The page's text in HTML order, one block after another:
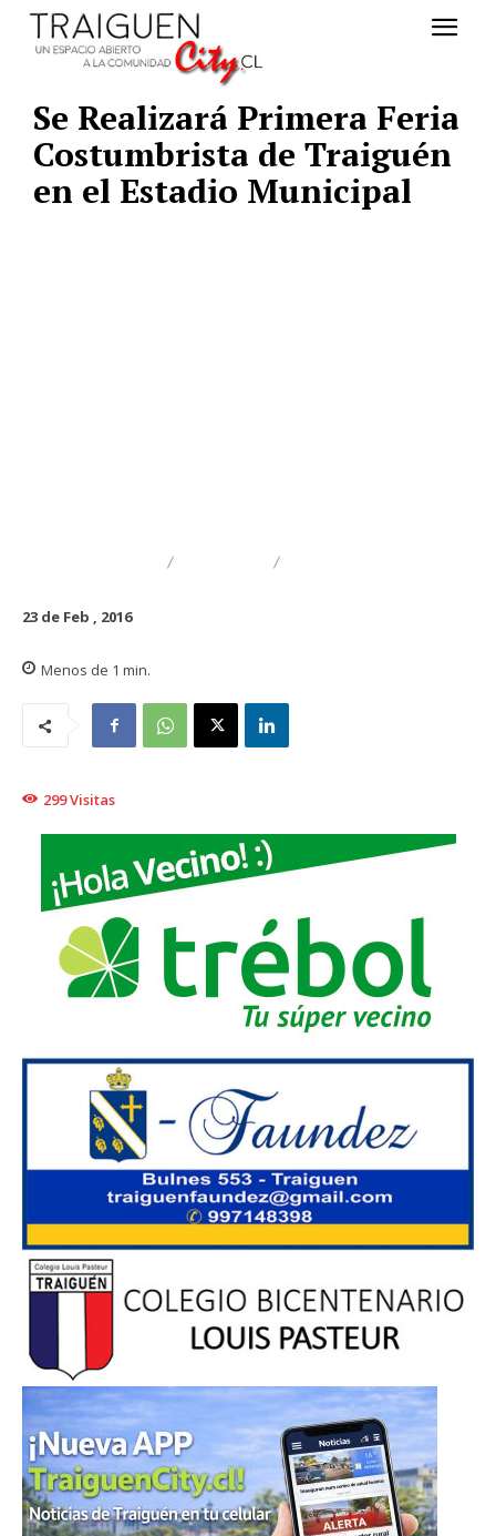
Se Realizará Primera Feria
Costumbrista de Traiguén
en el Estadio Municipal
23 de Feb , 2016
Menos de 1 min.
299Visitas